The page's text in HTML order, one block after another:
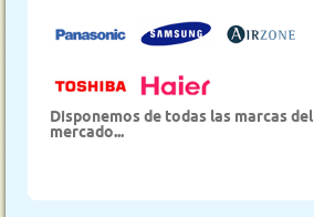
Disponemos de todas las marcas del
mercado...